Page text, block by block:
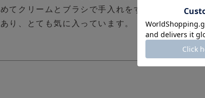
てクリームとブラシで手入れをすると、ほとん
り、とても気に入っています。